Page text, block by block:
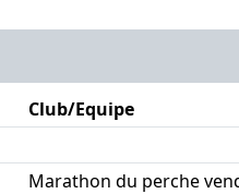
Club/Equipe
Marathon du perche